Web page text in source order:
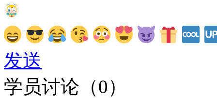
发送
学员讨论（0）